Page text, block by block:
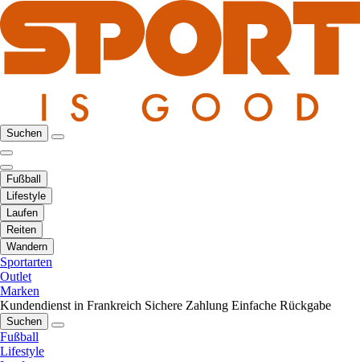
Suchen
Fußball
Lifestyle
Laufen
Reiten
Wandern
Sportarten
Outlet
Marken
Kundendienst in Frankreich Sichere Zahlung Einfache Rückgabe
Suchen
Fußball
Lifestyle